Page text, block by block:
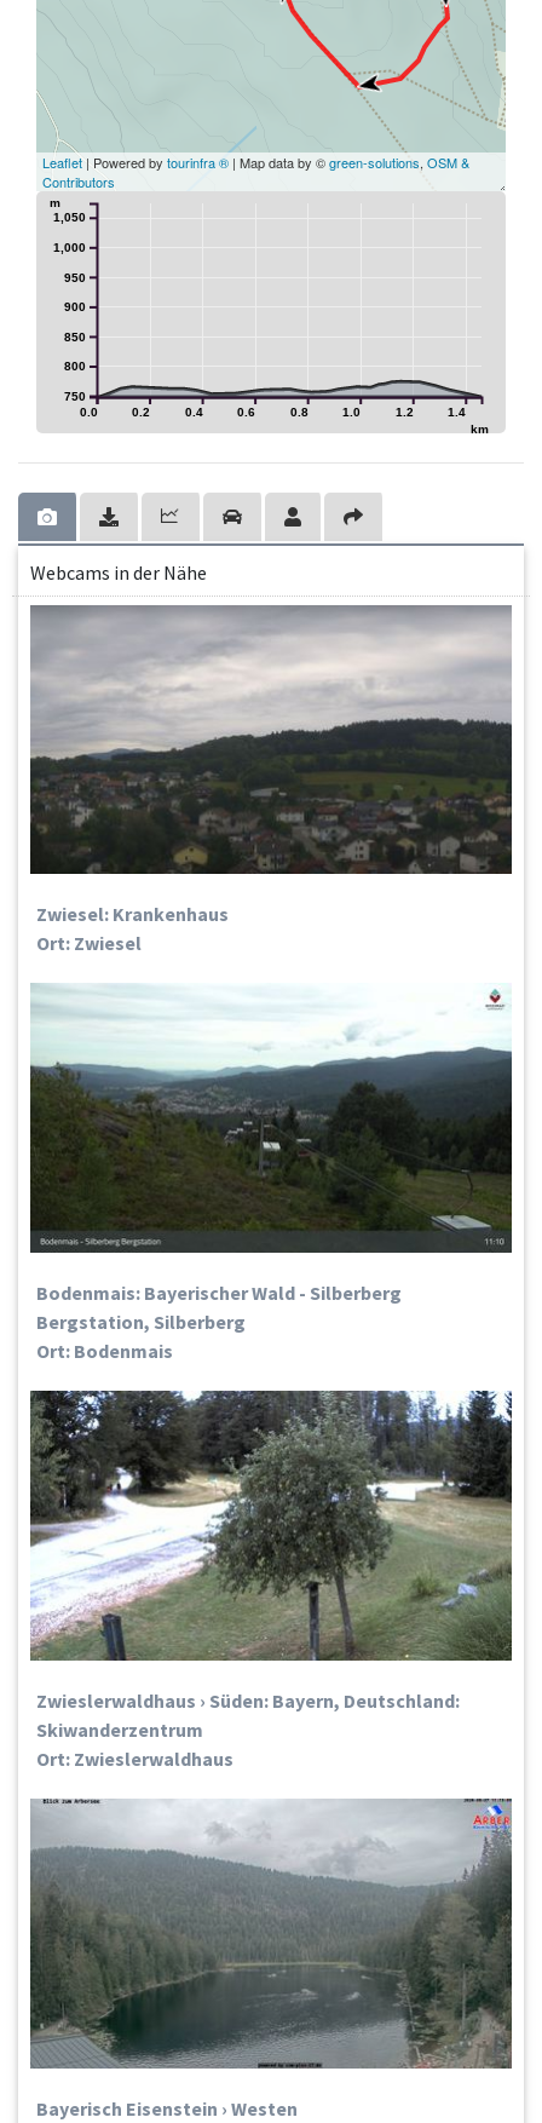
Leaflet | Powered by tourinfra ® | Map data by ©green-solutions, OSM &
Contributors
0.0 0.2 0.4 0.6 0.8 1.0 1.2 1.4
km
750
800
850
900
950
1,000
1,050
m
Webcams in der Nähe
Zwiesel: Krankenhaus
Ort: Zwiesel
Bodenmais: Bayerischer Wald - Silberberg
Bergstation, Silberberg
Ort: Bodenmais
Zwieslerwaldhaus › Süden: Bayern, Deutschland:
Skiwanderzentrum
Ort: Zwieslerwaldhaus
Bayerisch Eisenstein › Westen